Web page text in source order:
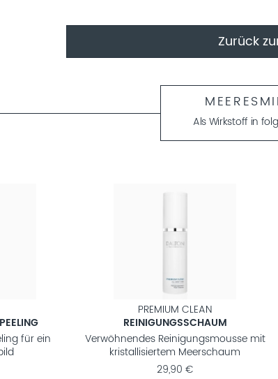
Zurück
Als Wirkstoff in
für ein
PREMIUM CLEAN
REINIGUNGSSCHAUM
Verwöhnendes Reinigungsmousse mit
kristallisiertem Meerschaum
29,90 €